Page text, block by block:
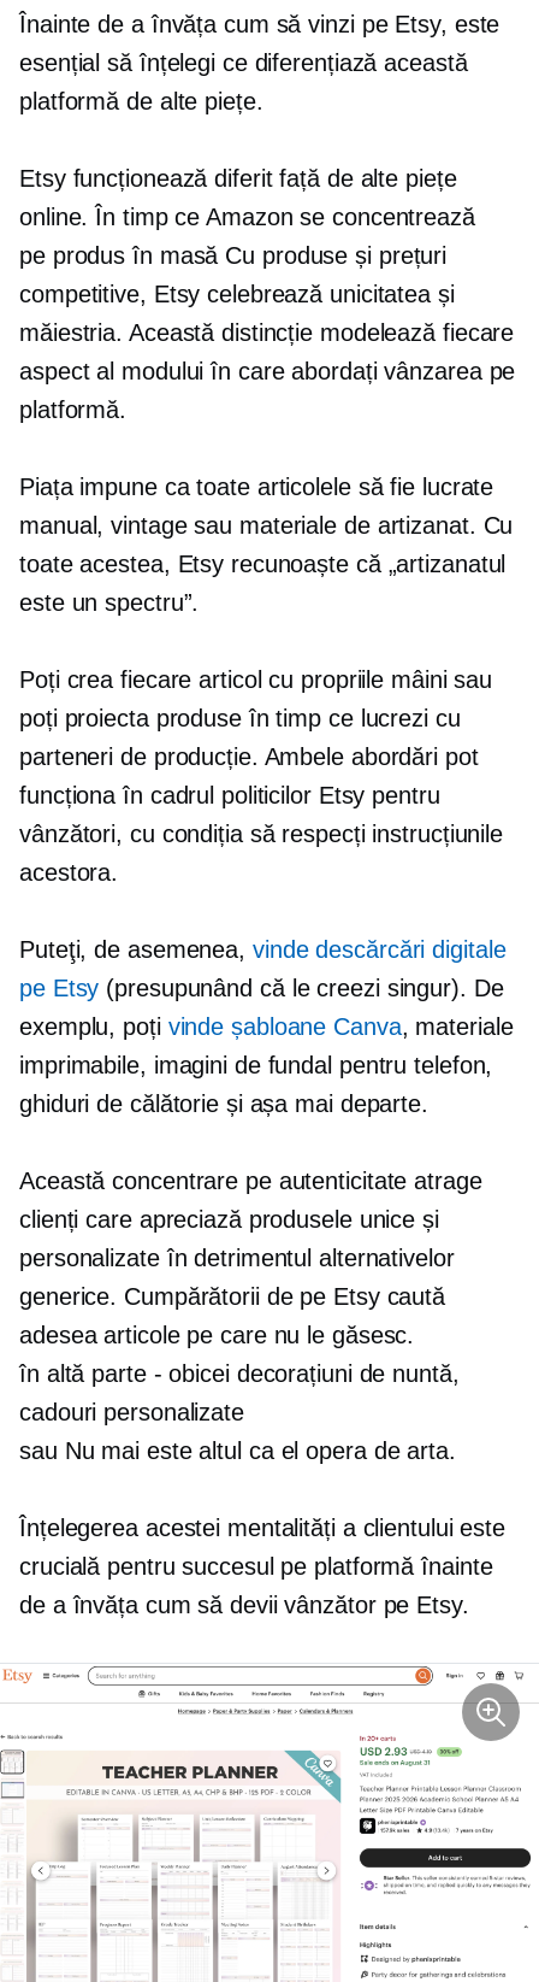
Înainte de a învăța cum să vinzi pe Etsy, este
esențial să înțelegi ce diferențiază această
platformă de alte piețe.
Etsy funcționează diferit față de alte piețe
online. În timp ce Amazon se concentrează
pe produs în masă Cu produse și prețuri
competitive, Etsy celebrează unicitatea și
măiestria. Această distincție modelează fiecare
aspect al modului în care abordați vânzarea pe
platformă.
Piața impune ca toate articolele să fie lucrate
manual, vintage sau materiale de artizanat. Cu
toate acestea, Etsy recunoaște că „artizanatul
este un spectru”.
Poți crea fiecare articol cu propriile mâini sau
poți proiecta produse în timp ce lucrezi cu
parteneri de producție. Ambele abordări pot
funcționa în cadrul politicilor Etsy pentru
vânzători, cu condiția să respecți instrucțiunile
acestora.
Puteţi, de asemenea, vinde descărcări digitale
pe Etsy (presupunând că le creezi singur). De
exemplu, poți vinde șabloane Canva, materiale
imprimabile, imagini de fundal pentru telefon,
ghiduri de călătorie și așa mai departe.
Această concentrare pe autenticitate atrage
clienți care apreciază produsele unice și
personalizate în detrimentul alternativelor
generice. Cumpărătorii de pe Etsy caută
adesea articole pe care nu le găsesc.
în altă parte - obiceidecorațiuni de nuntă,
cadouri personalizate
sau Nu mai este altul ca el opera de arta.
Înțelegerea acestei mentalități a clientului este
crucială pentru succesul pe platformă înainte
de a învăța cum să devii vânzător pe Etsy.